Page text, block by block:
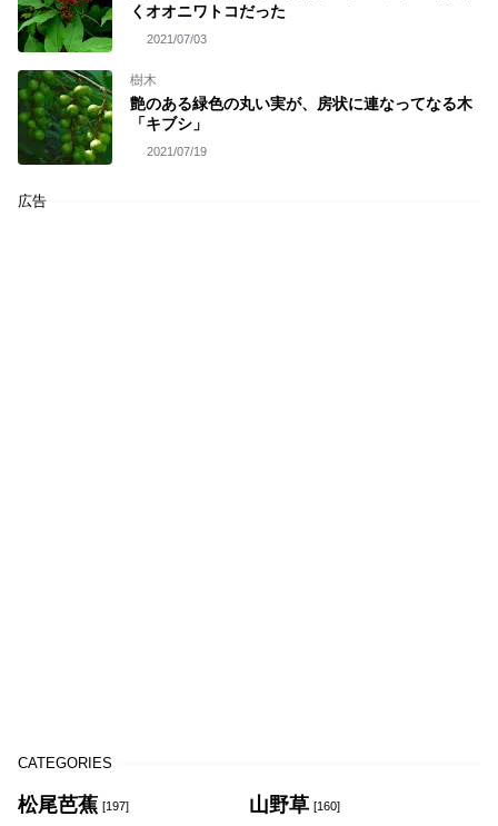
くオオニワトコだった
2021/07/03
樹木
艶のある緑色の丸い実が、房状に連なってなる木
「キブシ」
2021/07/19
広告
CATEGORIES
松尾芭蕉 [197] 山野草 [160]